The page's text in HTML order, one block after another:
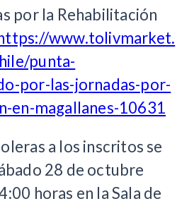
por la Rehabilitación
www.tolivmarket.
punta-
por-las-jornadas-por-
en-magallanes-10631
a los inscritos se
28 de octubre
horas en la Sala de